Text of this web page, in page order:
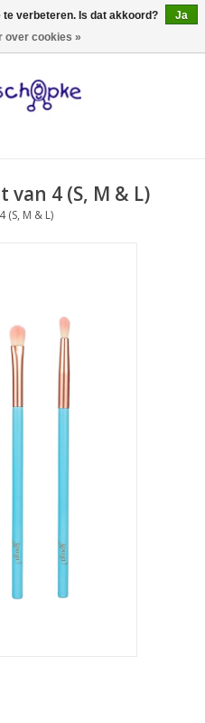
0 Artikelen - €0,00
4 (S, M & L)
(S, M & L)
verbeteren. Is dat akkoord?
Ja
over cookies »